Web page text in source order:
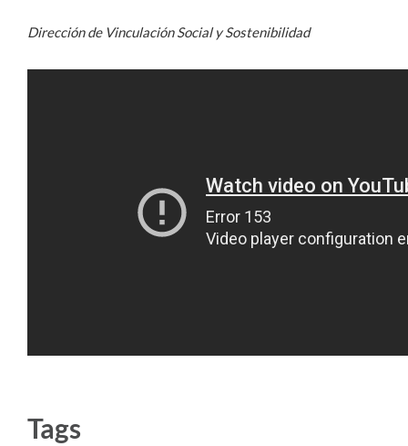
Dirección de Vinculación Social y Sostenibilidad
Tags